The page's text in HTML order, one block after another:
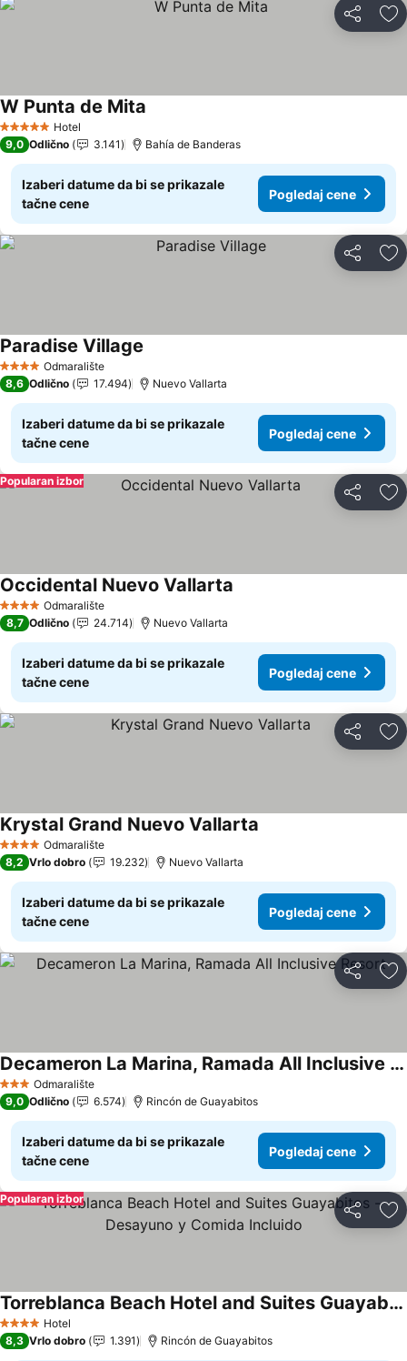
Deli
5 ZvezdiceHotel
W Punta de Mita
9,0 Odlično 3.141 Bahía de Banderas
Izaberi datume da bi se prikazale
tačne cene
Pogledaj cene
Deli
4 ZvezdiceOdmaralište
Paradise Village
8,6 Odlično 17.494 Nuevo Vallarta
Izaberi datume da bi se prikazale
tačne cene
Pogledaj cene
Deli
Popularan izbor
4 ZvezdiceOdmaralište
Occidental Nuevo Vallarta
8,7 Odlično 24.714 Nuevo Vallarta
Izaberi datume da bi se prikazale
tačne cene
Pogledaj cene
Deli
4 ZvezdiceOdmaralište
Krystal Grand Nuevo Vallarta
8,2 Vrlo dobro 19.232 Nuevo Vallarta
Izaberi datume da bi se prikazale
tačne cene
Pogledaj cene
Deli
3 ZvezdiceOdmaralište
Decameron La Marina, Ramada All Inclusive Resort
Pogledaj cene
9,0 Odlično 6.574 Rincón de Guayabitos
Izaberi datume da bi se prikazale
tačne cene
Pogledaj cene
Deli
Popularan izbor
4 ZvezdiceHotel
Torreblanca Beach Hotel and Suites Guayabitos - Desayuno y Comida Incluido
Pogledaj cene
8,3 Vrlo dobro 1.391 Rincón de Guayabitos